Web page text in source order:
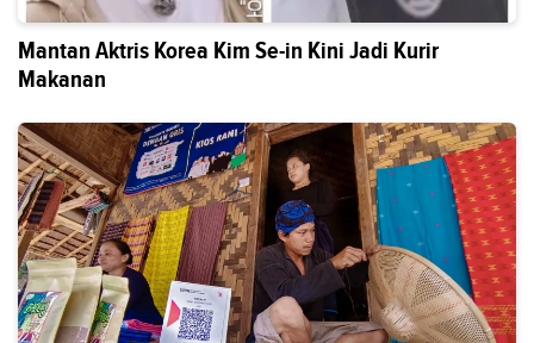
Mantan Aktris Korea Kim Se-in Kini Jadi Kurir
Makanan